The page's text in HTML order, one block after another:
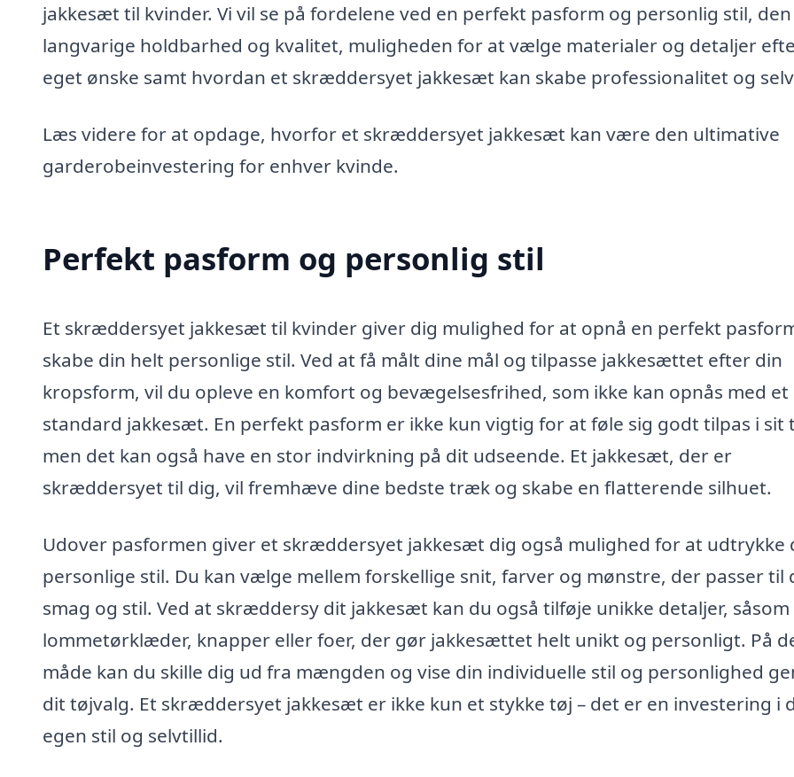
jakkesæt til kvinder. Vi vil se på fordelene ved en perfekt pasform og personlig stil, den
langvarige holdbarhed og kvalitet, muligheden for at vælge materialer og detaljer
eget ønske samt hvordan et skræddersyet jakkesæt kan skabe professionalitet og
Læs videre for at opdage, hvorfor et skræddersyet jakkesæt kan være den ultimative
garderobeinvestering for enhver kvinde.
Perfekt pasform og personlig stil
Et skræddersyet jakkesæt til kvinder giver dig mulighed for at opnå en perfekt
skabe din helt personlige stil. Ved at få målt dine mål og tilpasse jakkesættet efter din
kropsform, vil du opleve en komfort og bevægelsesfrihed, som ikke kan opnås med et
standard jakkesæt. En perfekt pasform er ikke kun vigtig for at føle sig godt tilpas i sit
men det kan også have en stor indvirkning på dit udseende. Et jakkesæt, der er
skræddersyet til dig, vil fremhæve dine bedste træk og skabe en flatterende silhuet.
Udover pasformen giver et skræddersyet jakkesæt dig også mulighed for at udtrykke
personlige stil. Du kan vælge mellem forskellige snit, farver og mønstre, der passer til
smag og stil. Ved at skræddersy dit jakkesæt kan du også tilføje unikke detaljer, såsom
lommetørklæder, knapper eller foer, der gør jakkesættet helt unikt og personligt. På
måde kan du skille dig ud fra mængden og vise din individuelle stil og personlighed
dit tøjvalg. Et skræddersyet jakkesæt er ikke kun et stykke tøj – det er en investering i
egen stil og selvtillid.